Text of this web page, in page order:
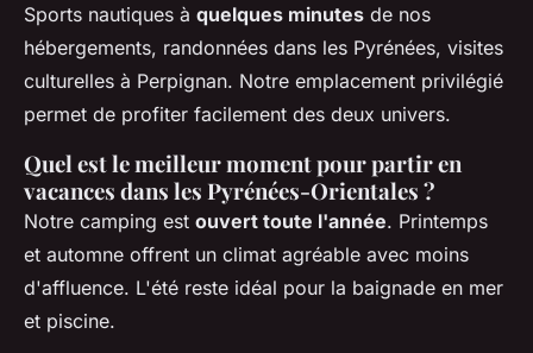
Sports nautiques à quelques minutes de nos
hébergements, randonnées dans les Pyrénées, visites
culturelles à Perpignan. Notre emplacement privilégié
permet de profiter facilement des deux univers.
Quel est le meilleur moment pour partir en
vacances dans les Pyrénées-Orientales ?
Notre camping est ouvert toute l'année. Printemps
et automne offrent un climat agréable avec moins
d'affluence. L'été reste idéal pour la baignade en mer
et piscine.